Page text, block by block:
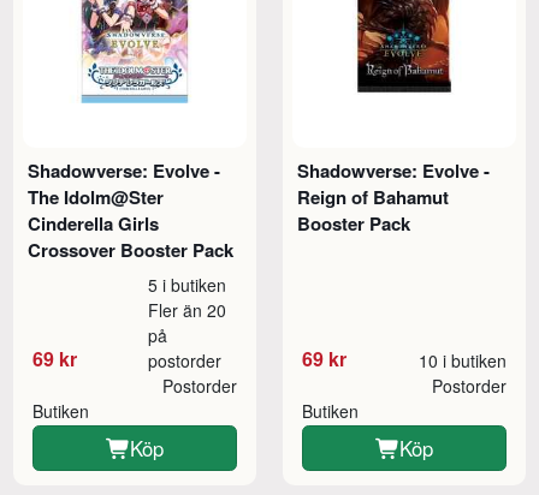
Shadowverse: Evolve -
The Idolm@Ster
Cinderella Girls
Crossover Booster Pack
69 kr
5 i butiken
Fler än 20
på
postorder
Butiken
Postorder
Köp
Shadowverse: Evolve -
Reign of Bahamut
Booster Pack
69 kr 10 i butiken
Butiken
Postorder
Köp